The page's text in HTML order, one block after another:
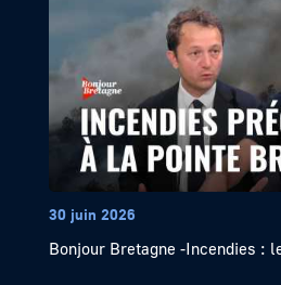
30 juin 2026
Bonjour Bretagne -Incendies :